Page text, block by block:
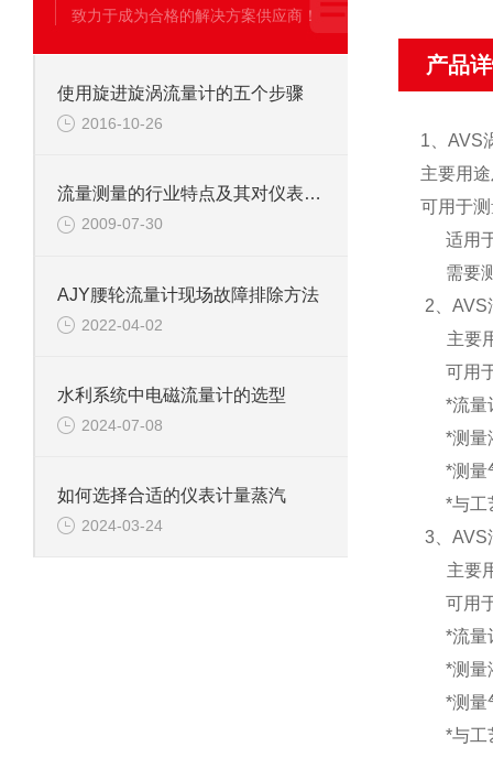
致力于成为合格的解决方案供应商！
使用旋进旋涡流量计的五个步骤
2016-10-26
流量测量的行业特点及其对仪表的要求
2009-07-30
AJY腰轮流量计现场故障排除方法
2022-04-02
水利系统中电磁流量计的选型
2024-07-08
如何选择合适的仪表计量蒸汽
2024-03-24
产品
1、 AVS
主要用
可用于
适用
需要
2、 AVS
主要
可用
*流
*测量
*测量
*与工
3、 AVS
主要
可用
*流
*测量
*测量
*与工